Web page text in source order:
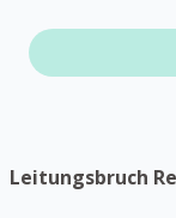
Leitungsbruch